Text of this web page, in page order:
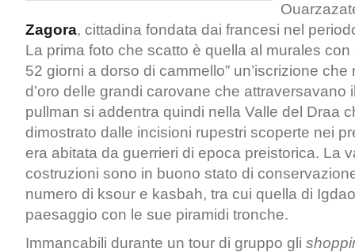
Zagora, cittadina fondata dai francesi nel
La prima foto che scatto è quella al murales con
52 giorni a dorso di cammello” un’iscrizione
d’oro delle grandi carovane che attraversavano
pullman si addentra quindi nella Valle del Draa
dimostrato dalle incisioni rupestri scoperte nei
era abitata da guerrieri di epoca preistorica. La
costruzioni sono in buono stato di
numero di ksour e kasbah, tra cui quella di
paesaggio con le sue piramidi tronche.
Immancabili durante un tour di gruppo gli